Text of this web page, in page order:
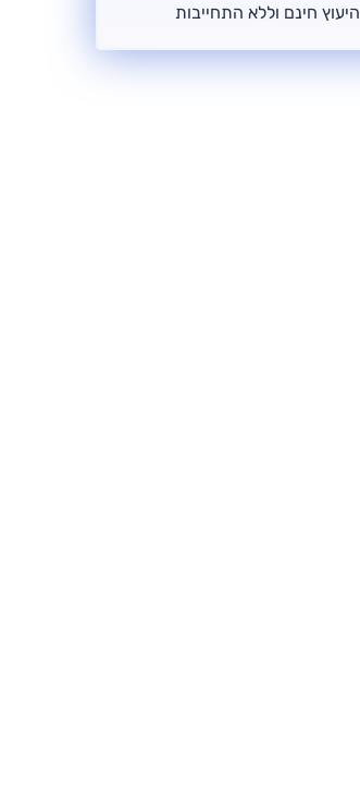
היעוץ חינם וללא התחייבות